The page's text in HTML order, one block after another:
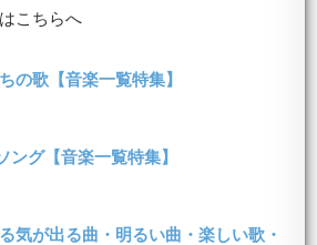
こちらへ
の歌【音楽一覧特集】
ング【音楽一覧特集】
気が出る曲・明るい曲・楽しい歌・